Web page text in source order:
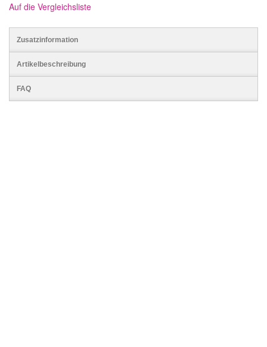
Auf die Vergleichsliste
Zusatzinformation
Artikelbeschreibung
FAQ